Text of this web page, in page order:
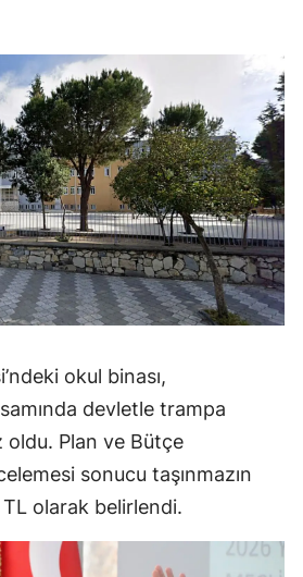
okul binası,
devletle trampa
oldu. Plan ve Bütçe
sonucu taşınmazın
olarak belirlendi.